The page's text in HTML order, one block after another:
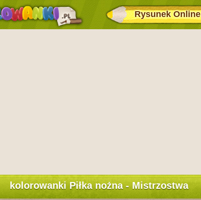
Rysunek Online
kolorowanki Piłka nożna - Mistrzostwa